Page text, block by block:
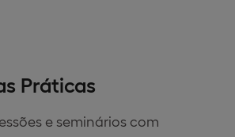
Práticas
e seminários com